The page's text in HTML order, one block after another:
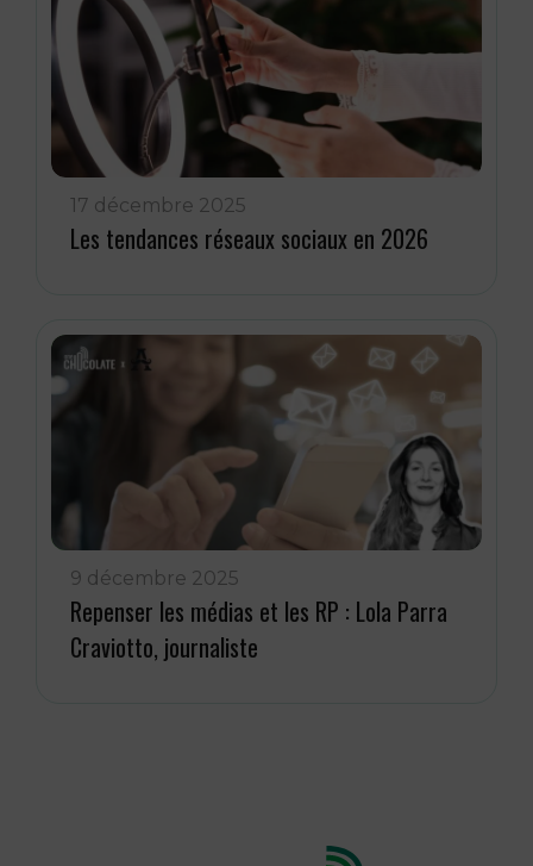
17 décembre 2025
Les tendances réseaux sociaux en 2026
9 décembre 2025
Repenser les médias et les RP : Lola Parra
Craviotto, journaliste